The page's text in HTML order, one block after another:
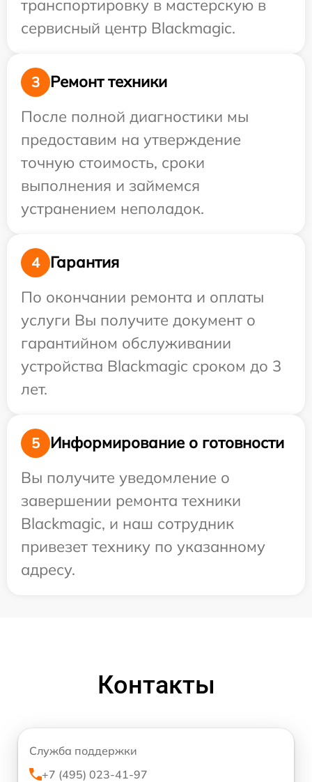
транспортировку в мастерскую в
сервисный центр Blackmagic.
3
Ремонт техники
После полной диагностики мы
предоставим на утверждение
точную стоимость, сроки
выполнения и займемся
устранением неполадок.
4
Гарантия
По окончании ремонта и оплаты
услуги Вы получите документ о
гарантийном обслуживании
устройства Blackmagic сроком до 3
лет.
5
Информирование о готовности
Вы получите уведомление о
завершении ремонта техники
Blackmagic, и наш сотрудник
привезет технику по указанному
адресу.
Контакты
Служба поддержки
+7 (495) 023-41-97